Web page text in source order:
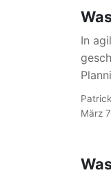
In
März